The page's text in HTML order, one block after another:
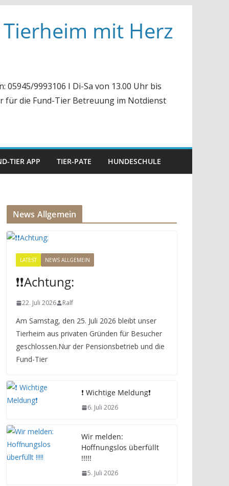
mit Herz
9993106 I Di-Sa von 13.00 Uhr bis
für die Fund-Tier Betreuung im Notdienst
TIER APP TIER-PATE HUNDESCHULE
News Allgemein
LATEST NEWS ALLGEMEIN
❗️❗️Achtung:
22. Juli 2026 Ralf
Am Samstag, den 25. Juli 2026 bleibt unser
Tierheim aus privaten Gründen für Besucher
geschlossen.Nur der Pensionsbetrieb und die
Fund-Tier
❗️ Wichtige Meldung❗️
6. Juli 2026
Wir melden:
Hoffnungslos überfüllt
!!!!!
5. Juli 2026